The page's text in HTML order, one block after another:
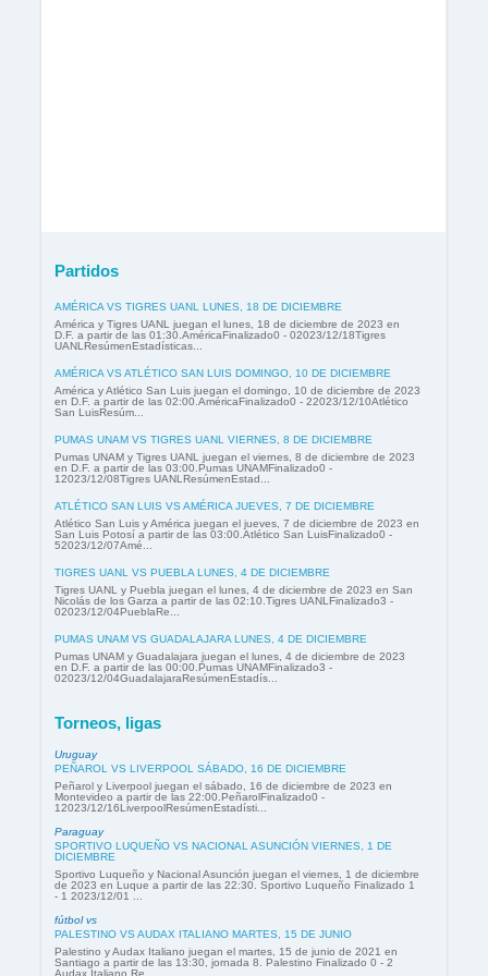
Partidos
AMÉRICA VS TIGRES UANL LUNES, 18 DE DICIEMBRE
América y Tigres UANL juegan el lunes, 18 de diciembre de 2023 en
D.F. a partir de las 01:30.AméricaFinalizado0 - 02023/12/18Tigres
UANLResúmenEstadísticas...
AMÉRICA VS ATLÉTICO SAN LUIS DOMINGO, 10 DE DICIEMBRE
América y Atlético San Luis juegan el domingo, 10 de diciembre de 2023
en D.F. a partir de las 02:00.AméricaFinalizado0 - 22023/12/10Atlético
San LuisResúm...
PUMAS UNAM VS TIGRES UANL VIERNES, 8 DE DICIEMBRE
Pumas UNAM y Tigres UANL juegan el viernes, 8 de diciembre de 2023
en D.F. a partir de las 03:00.Pumas UNAMFinalizado0 -
12023/12/08Tigres UANLResúmenEstad...
ATLÉTICO SAN LUIS VS AMÉRICA JUEVES, 7 DE DICIEMBRE
Atlético San Luis y América juegan el jueves, 7 de diciembre de 2023 en
San Luis Potosí a partir de las 03:00.Atlético San LuisFinalizado0 -
52023/12/07Amé...
TIGRES UANL VS PUEBLA LUNES, 4 DE DICIEMBRE
Tigres UANL y Puebla juegan el lunes, 4 de diciembre de 2023 en San
Nicolás de los Garza a partir de las 02:10.Tigres UANLFinalizado3 -
02023/12/04PueblaRe...
PUMAS UNAM VS GUADALAJARA LUNES, 4 DE DICIEMBRE
Pumas UNAM y Guadalajara juegan el lunes, 4 de diciembre de 2023
en D.F. a partir de las 00:00.Pumas UNAMFinalizado3 -
02023/12/04GuadalajaraResúmenEstadís...
Torneos, ligas
Uruguay
PEÑAROL VS LIVERPOOL SÁBADO, 16 DE DICIEMBRE
Peñarol y Liverpool juegan el sábado, 16 de diciembre de 2023 en
Montevideo a partir de las 22:00.PeñarolFinalizado0 -
12023/12/16LiverpoolResúmenEstadísti...
Paraguay
SPORTIVO LUQUEÑO VS NACIONAL ASUNCIÓN VIERNES, 1 DE
DICIEMBRE
Sportivo Luqueño y Nacional Asunción juegan el viernes, 1 de diciembre
de 2023 en Luque a partir de las 22:30. Sportivo Luqueño Finalizado 1
- 1 2023/12/01 ...
fútbol vs
PALESTINO VS AUDAX ITALIANO MARTES, 15 DE JUNIO
Palestino y Audax Italiano juegan el martes, 15 de junio de 2021 en
Santiago a partir de las 13:30, jornada 8. Palestino Finalizado 0 - 2